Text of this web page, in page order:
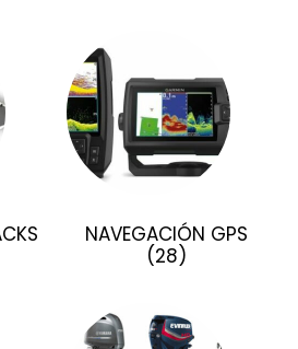
NAVEGACIÓN GPS
(28)